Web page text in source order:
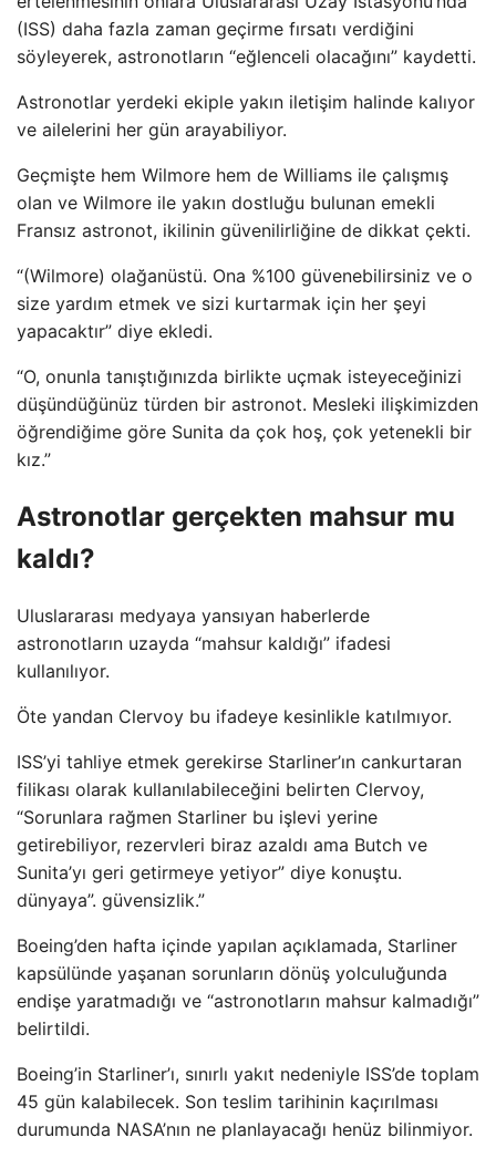
(ISS) daha fazla zaman geçirme fırsatı verdiğini
söyleyerek, astronotların “eğlenceli olacağını” kaydetti.
Astronotlar yerdeki ekiple yakın iletişim halinde kalıyor
ve ailelerini her gün arayabiliyor.
Geçmişte hem Wilmore hem de Williams ile çalışmış
olan ve Wilmore ile yakın dostluğu bulunan emekli
Fransız astronot, ikilinin güvenilirliğine de dikkat çekti.
“(Wilmore) olağanüstü. Ona %100 güvenebilirsiniz ve o
size yardım etmek ve sizi kurtarmak için her şeyi
yapacaktır” diye ekledi.
“O, onunla tanıştığınızda birlikte uçmak isteyeceğinizi
düşündüğünüz türden bir astronot. Mesleki ilişkimizden
öğrendiğime göre Sunita da çok hoş, çok yetenekli bir
kız.”
Astronotlar gerçekten mahsur mu
kaldı?
Uluslararası medyaya yansıyan haberlerde
astronotların uzayda “mahsur kaldığı” ifadesi
kullanılıyor.
Öte yandan Clervoy bu ifadeye kesinlikle katılmıyor.
ISS’yi tahliye etmek gerekirse Starliner’ın cankurtaran
filikası olarak kullanılabileceğini belirten Clervoy,
“Sorunlara rağmen Starliner bu işlevi yerine
getirebiliyor, rezervleri biraz azaldı ama Butch ve
Sunita’yı geri getirmeye yetiyor” diye konuştu.
dünyaya”. güvensizlik.”
Boeing’den hafta içinde yapılan açıklamada, Starliner
kapsülünde yaşanan sorunların dönüş yolculuğunda
endişe yaratmadığı ve “astronotların mahsur kalmadığı”
belirtildi.
Boeing’in Starliner’ı, sınırlı yakıt nedeniyle ISS’de toplam
45 gün kalabilecek. Son teslim tarihinin kaçırılması
durumunda NASA’nın ne planlayacağı henüz bilinmiyor.